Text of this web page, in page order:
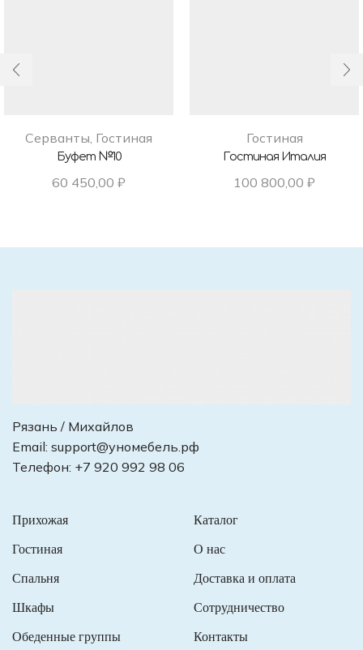
Серванты, Гостиная
Буфет №10
60 450,00 ₽
Гостиная
Гостиная Италия
100 800,00 ₽
Рязань / Михайлов
Email: support@уномебель.рф
Телефон: +7 920 992 98 06
Прихожая
Гостиная
Спальня
Шкафы
Обеденные группы
Каталог
О нас
Доставка и оплата
Сотрудничество
Контакты